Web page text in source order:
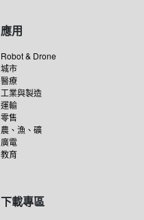
應用
Robot & Drone
城市
醫療
工業與製造
運輸
零售
農、漁、礦
廣電
教育
下載專區